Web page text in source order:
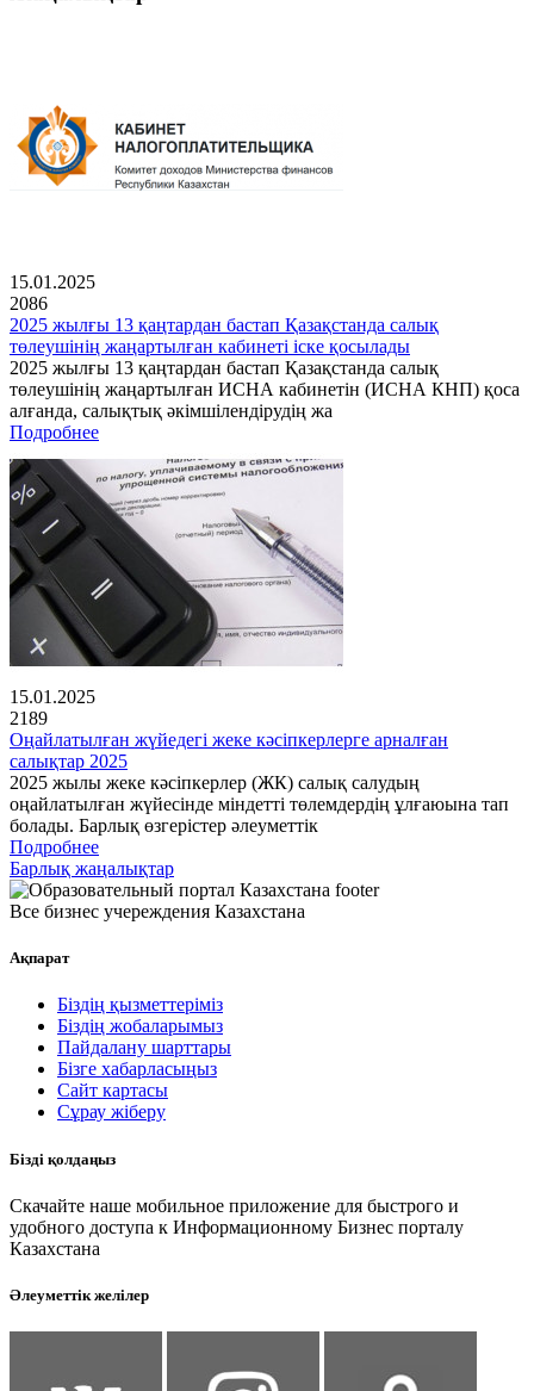
15.01.2025
2086
2025 жылғы 13 қаңтардан бастап Қазақстанда салық
төлеушінің жаңартылған кабинеті іске қосылады
2025 жылғы 13 қаңтардан бастап Қазақстанда салық
төлеушінің жаңартылған ИСНА кабинетін (ИСНА КНП) қоса
алғанда, салықтық әкімшілендірудің жа
Подробнее
15.01.2025
2189
Оңайлатылған жүйедегі жеке кәсіпкерлерге арналған
салықтар 2025
2025 жылы жеке кәсіпкерлер (ЖК) салық салудың
оңайлатылған жүйесінде міндетті төлемдердің ұлғаюына тап
болады. Барлық өзгерістер әлеуметтік
Подробнее
Барлық жаңалықтар
Все бизнес учереждения Казахстана
Ақпарат
Біздің қызметтеріміз
Біздің жобаларымыз
Пайдалану шарттары
Бізге хабарласыңыз
Сайт картасы
Сұрау жіберу
Бізді қолдаңыз
Скачайте наше мобильное приложение для быстрого и
удобного доступа к Информационному Бизнес порталу
Казахстана
Әлеуметтік желілер